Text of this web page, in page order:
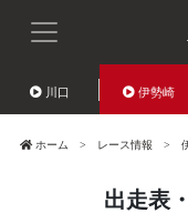
川口 伊勢崎
ホーム レース情報
出走表